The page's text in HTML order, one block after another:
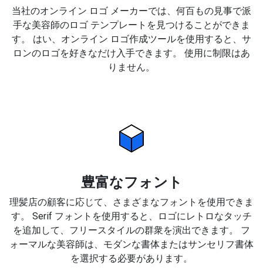
当社のオンライン ロゴ メーカーでは、何百もの見事で派
手な美容師のロゴ テンプレートを見つけることができま
す。 はい、オンライン ロゴ作成ツールを使用すると、サ
ロンのロゴを好きなだけ入手できます。 使用に制限はあ
りません。
豊富なフォント
理髪店の顧客に応じて、さまざまなフォントを使用できま
す。 Serif フォントを使用すると、ロゴにレトロなタッチ
を追加して、フリースタイルの群衆を演出できます。 フ
ォーマルな美容師は、モダンな書体またはサンセリフ書体
を選択する必要があります。